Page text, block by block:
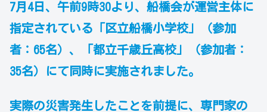
7月4日、午前9時30より、船橋会が運営主体に
指定されている「区立船橋小学校」（参加
者：65名）、「都立千歳丘高校」（参加者：
35名）にて同時に実施されました。
実際の災害発生したことを前提に、専門家の